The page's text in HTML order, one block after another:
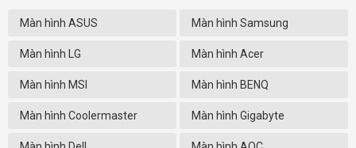
Màn hình ASUS Màn hình Samsung
Màn hình LG Màn hình Acer
Màn hình MSI Màn hình BENQ
Màn hình Coolermaster Màn hình Gigabyte